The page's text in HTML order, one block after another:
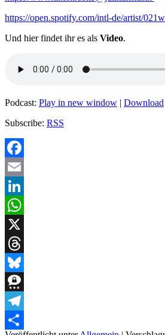
https://open.spotify.com/intl-de/artist/
Und hier findet ihr es als Video.
Podcast: Play in new window | Download
Subscribe: RSS
Facebook
Email
LinkedIn
WhatsApp
X
Threads
Bluesky
Threema
Telegram